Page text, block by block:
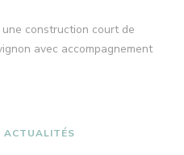
construction court de
avec accompagnement
ACTUALITÉS